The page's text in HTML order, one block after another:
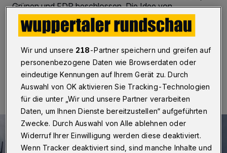
Grünen und FDP beschlossen. Die Idee von
Oberbürgermeister Andreas Mucke, zur Zukunft des
Bereiches eine Bürgerbeteiligung zu starten, fiel durch.
02.02.2020 , 20:46 Uhr
Wir und unsere 218-Partner speichern und greifen auf
personenbezogene Daten wie Browserdaten oder
eindeutige Kennungen auf Ihrem Gerät zu. Durch
Auswahl von OK aktivieren Sie Tracking-Technologien
für die unter „Wir und unsere Partner verarbeiten
Daten, um Ihnen Dienste bereitzustellen“ aufgeführten
Zwecke. Durch Auswahl von Alle ablehnen oder
Widerruf Ihrer Einwilligung werden diese deaktiviert.
Wenn Tracker deaktiviert sind, sind manche Inhalte und